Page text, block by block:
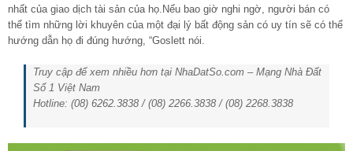
nhất của giao dịch tài sản của họ.Nếu bao giờ nghi ngờ, người bán có
thể tìm những lời khuyên của một đại lý bất động sản có uy tín sẽ có thể
hướng dẫn họ đi đúng hướng, “Goslett nói.
Truy cập để xem nhiều hơn tại NhaDatSo.com – Mạng Nhà Đất
Số 1 Việt Nam
Hotline: (08) 6262.3838 / (08) 2266.3838 / (08) 2268.3838